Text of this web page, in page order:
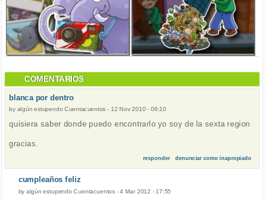
COMENTARIOS
blanca por dentro
by algún estupendo Cuentacuentos - 12 Nov 2010 - 06:10
quisiera saber donde puedo encontrarlo yo soy de la sexta region
gracias.
responder denunciar como inapropiado
cumpleaños feliz
byalgún estupendo Cuentacuentos -4 Mar 2012 - 17:55